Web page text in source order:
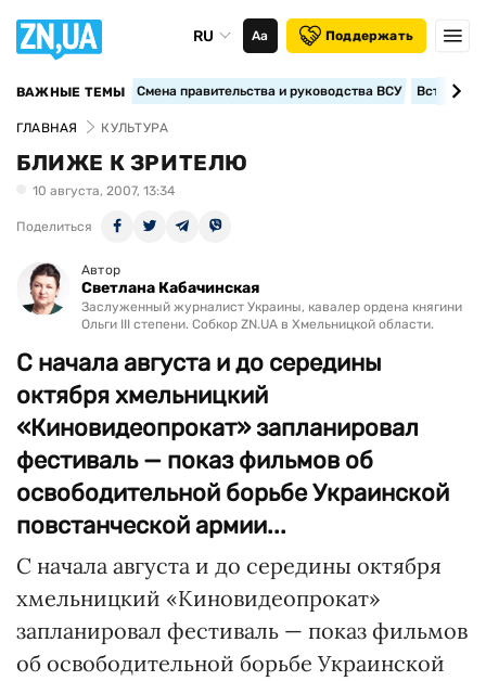
RU Аа Поддержать
ВАЖНЫЕ ТЕМЫ Смена правительства и руководства ВСУ
ГЛАВНАЯ КУЛЬТУРА
БЛИЖЕ К ЗРИТЕЛЮ
10 августа, 2007, 13:34
Поделиться
Автор
Светлана Кабачинская
Заслуженный журналист Украины, кавалер ордена княгини
Ольги III степени. Собкор ZN.UA в Хмельницкой области.
С начала августа и до середины
октября хмельницкий
«Киновидеопрокат» запланировал
фестиваль — показ фильмов об
освободительной борьбе Украинской
повстанческой армии...
С начала августа и до середины октября
хмельницкий «Киновидеопрокат»
запланировал фестиваль — показ фильмов
об освободительной борьбе Украинской